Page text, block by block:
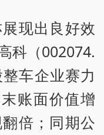
现出良好效
科（002074.
车企业赛力
账面价值增
倍；同期公